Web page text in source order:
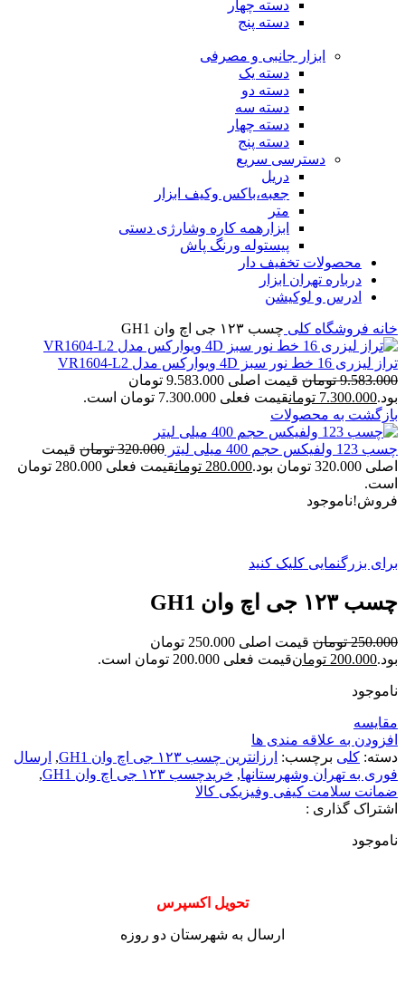
دسته چهار
دسته پنج
ابزار جانبی و مصرفی
دسته یک
دسته دو
دسته سه
دسته چهار
دسته پنج
دسترسی سریع
دریل
جعبه،باکس وکیف ابزار
متر
ابزارهمه کاره وشارژی دستی
پیستوله ورنگ پاش
محصولات تخفیف دار
درباره تهران ابزار
ادرس و لوکیشن
خانه فروشگاه کلی چسب ۱۲۳ جی اچ وان GH1
تراز لیزری 16 خط نور سبز 4D ویوارکس مدل VR1604-L2
9.583.000 تومان
قیمت اصلی 9.583.000 تومان
بود.7.300.000 تومانقیمت فعلی 7.300.000 تومان است.
بازگشت به محصولات
چسب 123 ولفیکس حجم 400 میلی لیتر 320.000 تومان قیمت
اصلی 320.000 تومان بود.
280.000 تومان
قیمت فعلی 280.000 تومان
است.
فروش!ناموجود
برای بزرگنمایی کلیک کنید
چسب ۱۲۳ جی اچ وان GH1
250.000 تومان
قیمت اصلی 250.000 تومان
بود.200.000 تومانقیمت فعلی 200.000 تومان است.
ناموجود
مقایسه
افزودن به علاقه مندی ها
دسته: کلی برچسب: ارزانترین چسب ۱۲۳ جی اچ وان GH1 , ارسال
فوری به تهران وشهرستانها, خریدچسب ۱۲۳ جی اچ وان GH1
,
ضمانت سلامت کیفی وفیزیکی کالا
اشتراک گذاری :
ناموجود
تحویل اکسپرس
ارسال به شهرستان دو روزه